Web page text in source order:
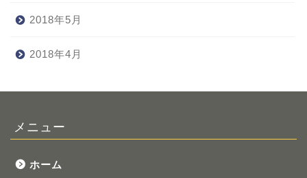
2018年5月
2018年4月
メニュー
ホーム